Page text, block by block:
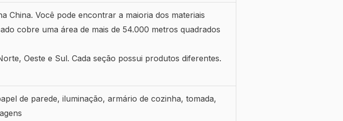
China. Você pode encontrar a maioria dos materiais
cobre uma área de mais de 54.000 metros quadrados
Oeste e Sul. Cada seção possui produtos diferentes.
de parede, iluminação, armário de cozinha, tomada,